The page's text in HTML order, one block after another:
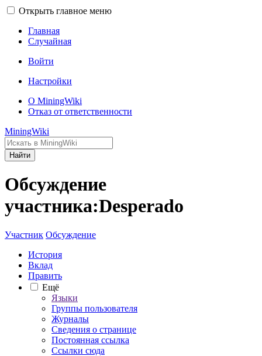
Открыть главное меню
Главная
Случайная
Войти
Настройки
О MiningWiki
Отказ от ответственности
MiningWiki
Найти
Обсуждение
участника:Desperado
Участник Обсуждение
История
Вклад
Править
Ещё
Языки
Группы пользователя
Журналы
Сведения о странице
Постоянная ссылка
Ссылки сюда